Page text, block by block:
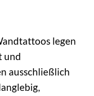
legen
und
ausschließlich